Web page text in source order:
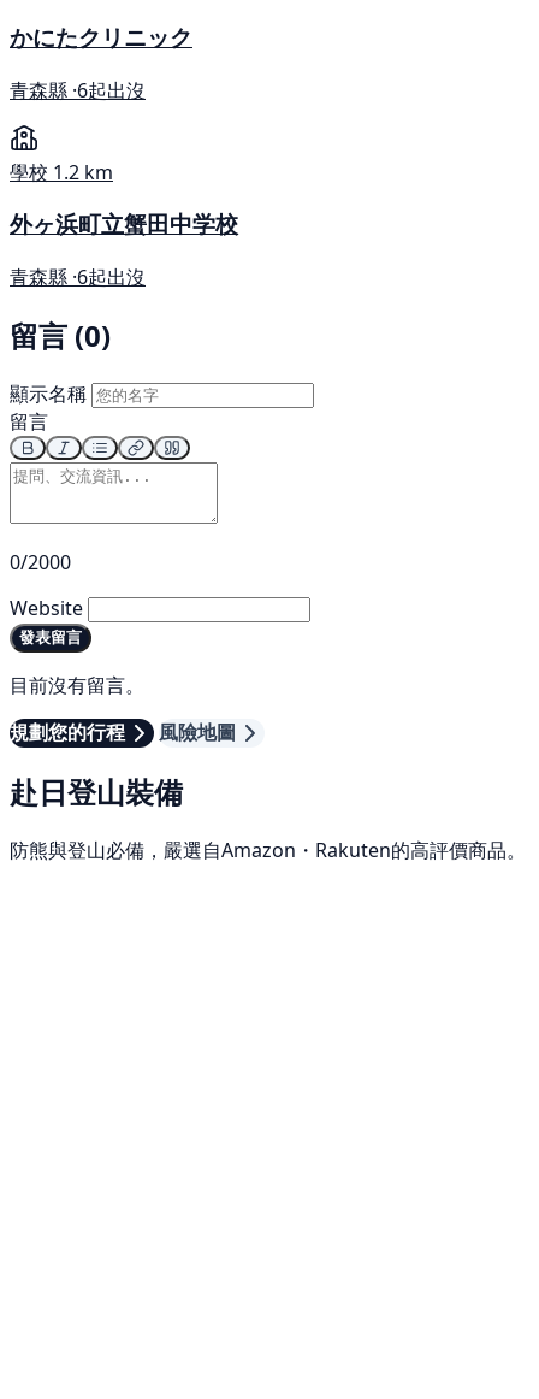
かにたクリニック
青森縣 ·6起出沒
學校 1.2 km
外ヶ浜町立蟹田中学校
青森縣 ·6起出沒
留言 (0)
顯示名稱
留言
0/2000
Website
發表留言
目前沒有留言。
規劃您的行程
風險地圖
赴日登山裝備
防熊與登山必備，嚴選自Amazon・Rakuten的高評價商品。